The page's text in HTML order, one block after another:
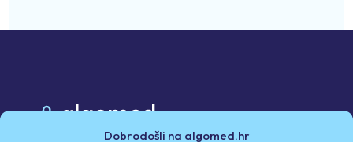
Dobrodošli na algomed.hr